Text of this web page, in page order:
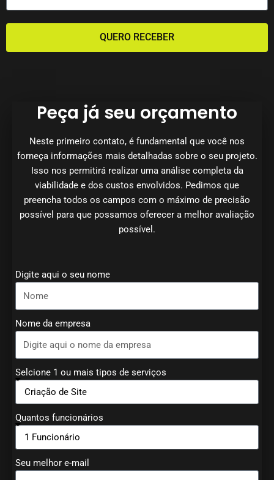
QUERO RECEBER
Peça já seu orçamento
Neste primeiro contato, é fundamental que você nos
forneça informações mais detalhadas sobre o seu projeto.
Isso nos permitirá realizar uma análise completa da
viabilidade e dos custos envolvidos. Pedimos que
preencha todos os campos com o máximo de precisão
possível para que possamos oferecer a melhor avaliação
possível.
Digite aqui o seu nome
Nome da empresa
Selcione 1 ou mais tipos de serviços
Quantos funcionários
Seu melhor e-mail